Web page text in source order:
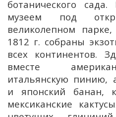
ботанического
музеем под
великолепном
1812 г. собраны
всех континентов.
вместе
итальянскую пинию,
и японский банан,
мексиканские